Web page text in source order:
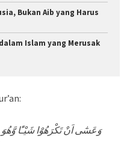
Bukan Aib yang Harus
Islam yang Merusak
وَعَسٰٓى اَنْ تَكْرَهُوْا شَيْـًٔا